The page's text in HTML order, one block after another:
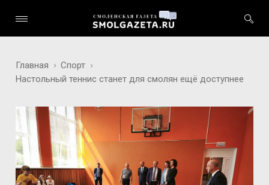
Главная
Спорт
Настольный теннис станет для смолян ещё доступнее